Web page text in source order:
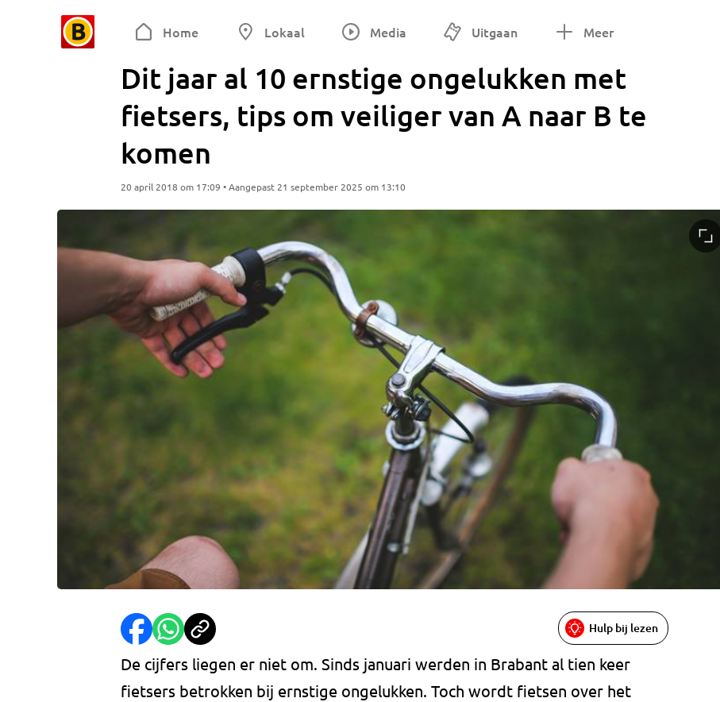
Home Lokaal Media Uitgaan Meer
Dit jaar al 10 ernstige ongelukken met
fietsers, tips om veiliger van A naar B te
komen
20 april 2018 om 17:09 • Aangepast 21 september 2025 om 13:10
Hulp bij lezen
De cijfers liegen er niet om. Sinds januari werden in Brabant al tien keer
fietsers betrokken bij ernstige ongelukken. Toch wordt fietsen over het